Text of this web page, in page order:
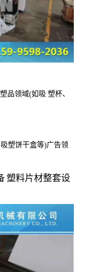
品领域(如吸 塑杯、
塑饼干盒等)广告领
塑料片材整套设